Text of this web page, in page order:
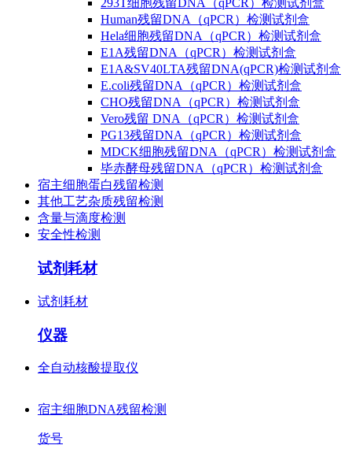
293T细胞残留DNA（qPCR）检测试剂盒
Human残留DNA（qPCR）检测试剂盒
Hela细胞残留DNA（qPCR）检测试剂盒
E1A残留DNA（qPCR）检测试剂盒
E1A&SV40LTA残留DNA(qPCR)检测试剂盒
E.coli残留DNA（qPCR）检测试剂盒
CHO残留DNA（qPCR）检测试剂盒
Vero残留 DNA（qPCR）检测试剂盒
PG13残留DNA（qPCR）检测试剂盒
MDCK细胞残留DNA（qPCR）检测试剂盒
毕赤酵母残留DNA（qPCR）检测试剂盒
宿主细胞蛋白残留检测
其他工艺杂质残留检测
含量与滴度检测
安全性检测
试剂耗材
试剂耗材
仪器
全自动核酸提取仪
宿主细胞DNA残留检测
货号